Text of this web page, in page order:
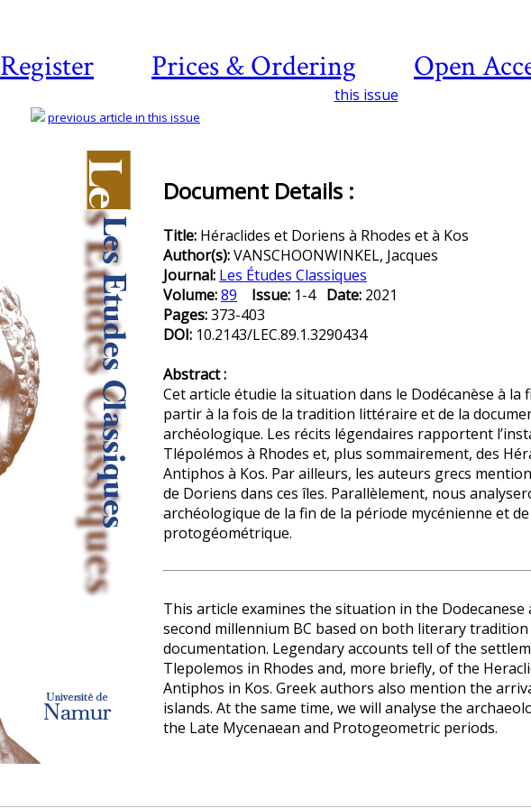
Register Prices & Ordering Open
this issue
previous article in this issue
Document Details :
Title: Héraclides et Doriens à Rhodes et à Kos
Author(s):VANSCHOONWINKEL, Jacques
Journal: Les Études Classiques
Volume:89 Issue: 1-4 Date: 2021
Pages:373-403
DOI: 10.2143/LEC.89.1.3290434
Abstract :
Cet article étudie la situation dans le Dodécanèse à la
partir à la fois de la tradition littéraire et de la
archéologique. Les récits légendaires rapportent
Tlépolémos à Rhodes et, plus sommairement, des
Antiphos à Kos. Par ailleurs, les auteurs grecs
de Doriens dans ces îles. Parallèlement, nous
archéologique de la fin de la période mycénienne et
protogéométrique.
This article examines the situation in the
second millennium BC based on both literary
docu­mentation. Legendary accounts tell of the
Tlepolemos in Rhodes and, more briefly, of the
Antiphos in Kos. Greek authors also mention the
islands. At the same time, we will analyse the
the Late Mycenaean and Proto­geometric periods.